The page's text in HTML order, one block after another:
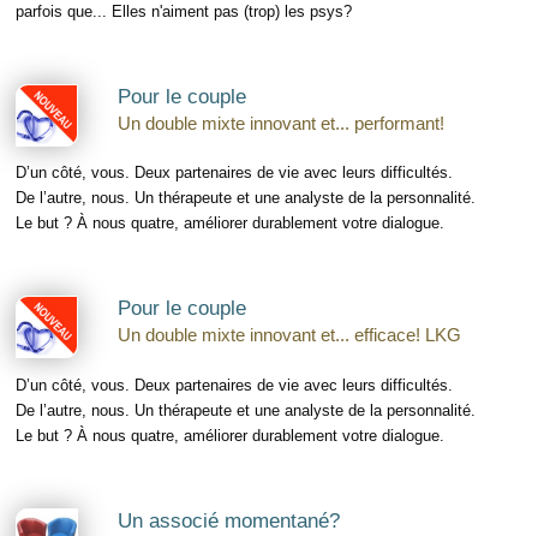
parfois que... Elles n'aiment pas (trop) les psys?
Pour le couple
Un double mixte innovant et... performant!
D’un côté, vous. Deux partenaires de vie avec leurs difficultés.
De l’autre, nous. Un thérapeute et une analyste de la personnalité.
Le but ? À nous quatre, améliorer durablement votre dialogue.
Pour le couple
Un double mixte innovant et... efficace! LKG
D’un côté, vous. Deux partenaires de vie avec leurs difficultés.
De l’autre, nous. Un thérapeute et une analyste de la personnalité.
Le but ? À nous quatre, améliorer durablement votre dialogue.
Un associé momentané?